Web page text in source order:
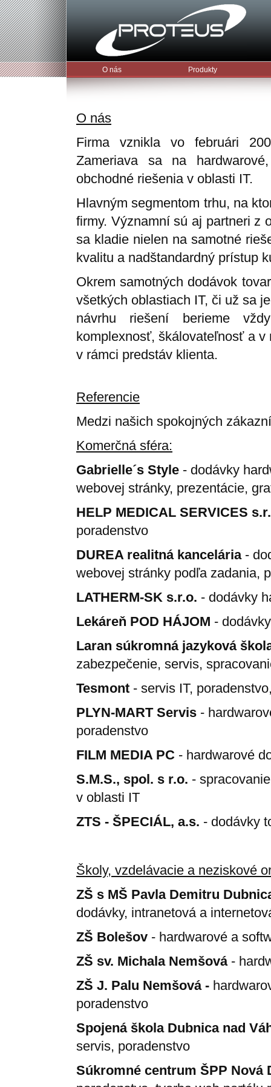
O nás Produkty
O nás
Firma vznikla vo februári
Zameriava sa na
obchodné riešenia v oblasti IT.
Hlavným segmentom trhu, na
firmy. Významní sú aj partneri z
sa kladie nielen na samotné
kvalitu a nadštandardný prístup
Okrem samotných dodávok
všetkých oblastiach IT, či už sa
návrhu riešení berieme
komplexnosť, škálovateľnosť a
v rámci predstáv klienta.
Referencie
Medzi našich spokojných
Komerčná sféra:
Gabrielle´s Style - dodávky
webovej stránky, prezentácie,
HELP MEDICAL SERVICES
poradenstvo
DUREA realitná kancelária-
webovej stránky podľa zadania,
LATHERM-SK s.r.o. - dodávky
Lekáreň POD HÁJOM -
Laran súkromná jazyková
zabezpečenie, servis,
Tesmont - servis IT,
PLYN-MART Servis -
poradenstvo
FILM MEDIA PC - hardwarové
S.M.S., spol. s r.o. -
v oblasti IT
ZTS - ŠPECIÁL, a.s. - dodávky
Školy, vzdelávacie a neziskové
ZŠ s MŠ Pavla Demitru
dodávky, intranetová a
ZŠ Bolešov - hardwarové a
ZŠ sv. Michala Nemšová-
ZŠ J. Palu Nemšová -
poradenstvo
Spojená škola Dubnica nad
servis, poradenstvo
Súkromné centrum ŠPP Nová